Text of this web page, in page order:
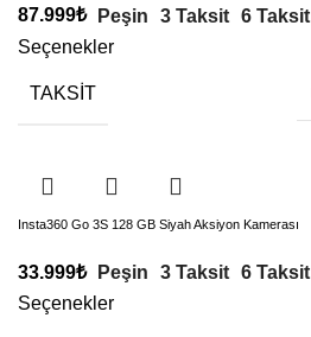
87.999₺ Peşin 3 Taksit 6 Taksit
Seçenekler
TAKSIT
Insta360 Go 3S 128 GB Siyah Aksiyon Kamerası
33.999₺ Peşin 3 Taksit 6 Taksit
Seçenekler